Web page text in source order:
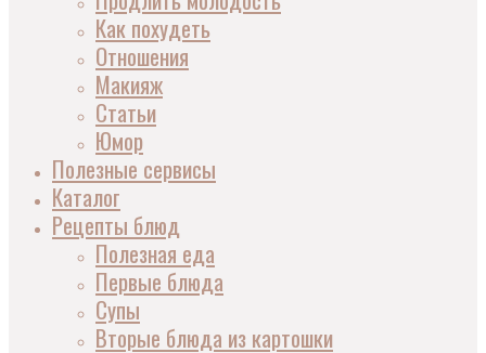
Как похудеть
Отношения
Макияж
Статьи
Юмор
Полезные сервисы
Каталог
Рецепты блюд
Полезная еда
Первые блюда
Супы
Вторые блюда из картошки